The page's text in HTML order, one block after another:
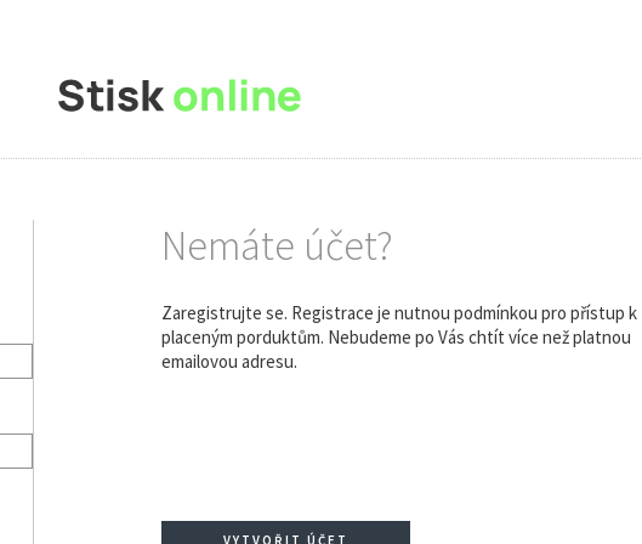
Nemáte účet?
Zaregistrujte se. Registrace je nutnou podmínkou pro přístup k
placeným porduktům. Nebudeme po Vás chtít více než platnou
emailovou adresu.
VYTVOŘIT ÚČET